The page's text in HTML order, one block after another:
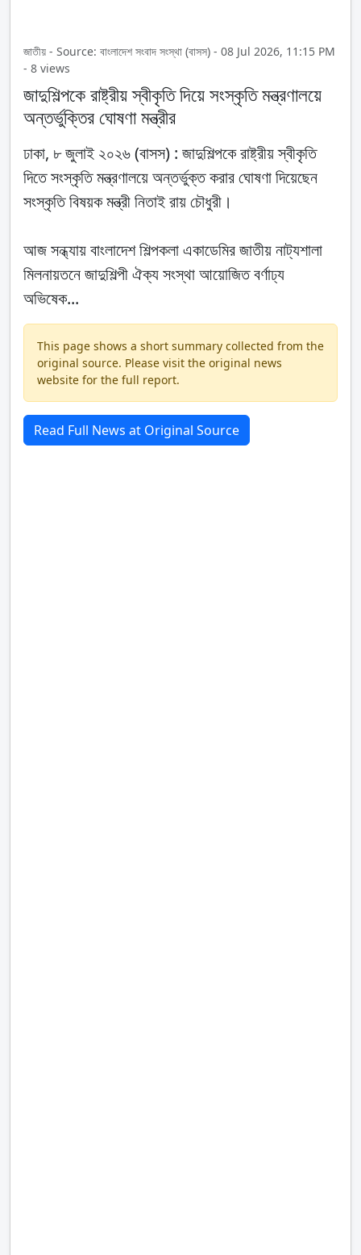
জাতীয় - Source: বাংলাদেশ সংবাদ সংস্থা (বাসস) - 08 Jul 2026, 11:15 PM
- 8 views
জাদুশিল্পকে রাষ্ট্রীয় স্বীকৃতি দিয়ে সংস্কৃতি মন্ত্রণালয়ে
অন্তর্ভুক্তির ঘোষণা মন্ত্রীর
ঢাকা, ৮ জুলাই ২০২৬ (বাসস) : জাদুশিল্পকে রাষ্ট্রীয় স্বীকৃতি
দিতে সংস্কৃতি মন্ত্রণালয়ে অন্তর্ভুক্ত করার ঘোষণা দিয়েছেন
সংস্কৃতি বিষয়ক মন্ত্রী নিতাই রায় চৌধুরী।
আজ সন্ধ্যায় বাংলাদেশ শিল্পকলা একাডেমির জাতীয় নাট্যশালা
মিলনায়তনে জাদুশিল্পী ঐক্য সংস্থা আয়োজিত বর্ণাঢ্য
অভিষেক...
This page shows a short summary collected from the
original source. Please visit the original news
website for the full report.
Read Full News at Original Source